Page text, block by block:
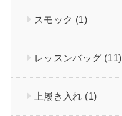
スモック (1)
レッスンバッグ (11)
上履き入れ (1)